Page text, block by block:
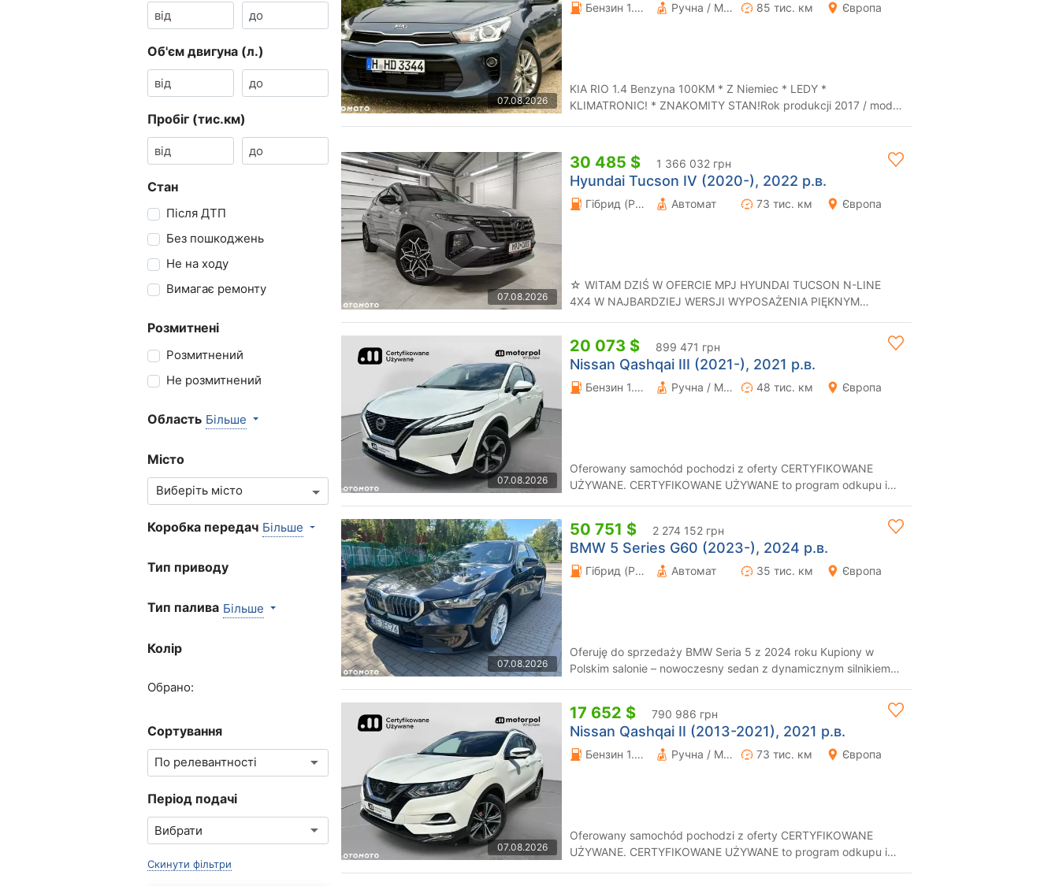
Об'єм двигуна (л.)
Пробіг (тис.км)
Стан
Після ДТП
Без пошкоджень
Не на ходу
Вимагає ремонту
Розмитнені
Розмитнений
Не розмитнений
Область Більше
Місто
Коробка передач Більше
Тип приводу
Тип палива Більше
Колір
Обрано:
Сортування
Період подачі
Скинути фільтри
07.08.2026
Бензин 1.37 л. Ручна / Механіка 85 тис. км Європа
KIA RIO 1.4 Benzyna 100KM * Z Niemiec * LEDY *
KLIMATRONIC! * ZNAKOMITY STAN!Rok produkcji 2017 / model
07.08.2026
30 485 $ 1 366 032 грн
Hyundai Tucson IV (2020-), 2022 р.в.
Гібрид (PHEV) 1.6 л. Автомат 73 тис. км Європа
☆ WITAM DZIŚ W OFERCIE MPJ HYUNDAI TUCSON N-LINE
4X4 W NAJBARDZIEJ WERSJI WYPOSAŻENIA PIĘKNYM
07.08.2026
20 073 $ 899 471 грн
Nissan Qashqai III (2021-), 2021 р.в.
Бензин 1.33 л. Ручна / Механіка 48 тис. км Європа
Oferowany samochód pochodzi z oferty CERTYFIKOWANE
UŻYWANE. CERTYFIKOWANE UŻYWANE to program odkupu i
07.08.2026
50 751 $ 2 274 152 грн
BMW 5 Series G60 (2023-), 2024 р.в.
Гібрид (PHEV) 2 л. Автомат 35 тис. км Європа
Oferuję do sprzedaży BMW Seria 5 z 2024 roku Kupiony w
Polskim salonie – nowoczesny sedan z dynamicznym silnikiem
07.08.2026
17 652 $ 790 986 грн
Nissan Qashqai II (2013-2021), 2021 р.в.
Бензин 1.33 л. Ручна / Механіка 73 тис. км Європа
Oferowany samochód pochodzi z oferty CERTYFIKOWANE
UŻYWANE. CERTYFIKOWANE UŻYWANE to program odkupu i